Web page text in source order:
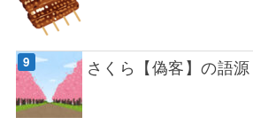
さくら【偽客】の語